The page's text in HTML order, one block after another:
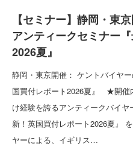
【セミナー】静岡・東
アンティークセミナー
2026夏』
静岡・東京開催： ケントバイヤ
国買付レポート2026夏』 ★開催
け経験を誇るアンティークバイ
新！英国買付レポート2026夏』
ヤーによる、イギリス…